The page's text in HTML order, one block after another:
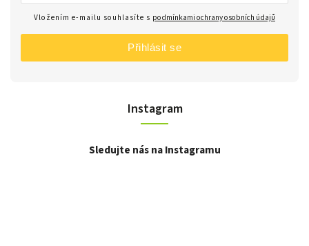
Instagram
Sledujte nás na Instagramu
Vložením e-mailu souhlasíte s podmínkami ochrany osobních údajů
Přihlásit se